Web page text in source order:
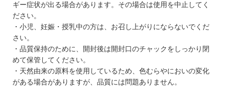
ギー症状が出る場合があります。その場合は使用を中止してく
ださい。
・小児、妊娠・授乳中の方は、お召し上がりにならないでくだ
さい。
・品質保持のために、開封後は開封口のチャックをしっかり閉
めて保管してください。
・天然由来の原料を使用しているため、色むらやにおいの変化
がある場合がありますが、品質には問題ありません。